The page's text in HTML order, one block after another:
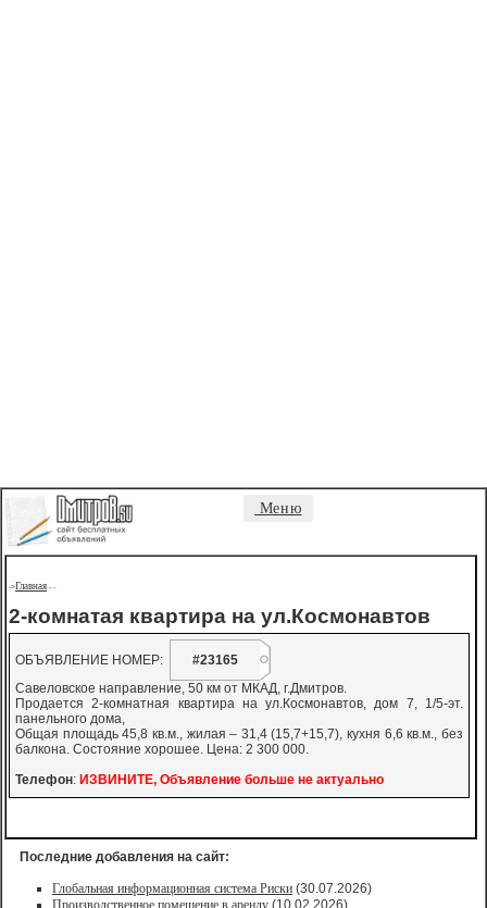
Меню
->Главная - -
2-комнатая квартира на ул.Космонавтов
ОБЪЯВЛЕНИЕ НОМЕР:
#23165
Савеловское направление, 50 км от МКАД, г.Дмитров.
Продается 2-комнатная квартира на ул.Космонавтов, дом 7, 1/5-эт.
панельного дома,
Общая площадь 45,8 кв.м., жилая – 31,4 (15,7+15,7), кухня 6,6 кв.м., без
балкона. Состояние хорошее. Цена: 2 300 000.
Телефон: ИЗВИНИТЕ, Объявление больше не актуально
Последние добавления на сайт:
Глобальная информационная система Риски (30.07.2026)
Производственное помещение в аренду (10.02.2026)